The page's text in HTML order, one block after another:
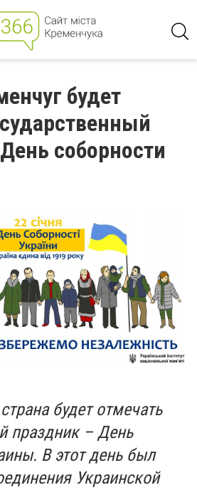
будет
соборности
будет отмечать
праздник – День
В этот день был
Украинской